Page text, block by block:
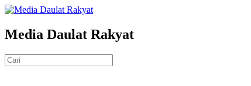
Media Daulat Rakyat